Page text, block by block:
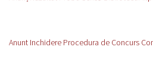
Anunt Inchidere Procedura de Concurs